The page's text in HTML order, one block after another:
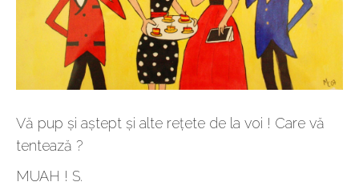
Vă pup și aștept și alte rețete de la voi ! Care vă
tentează ?
MUAH ! S.